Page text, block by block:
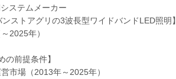
ステムメーカー
グリの3波長型ワイドバンドLED照明】
2025年）
提条件】
場（2013年～2025年）